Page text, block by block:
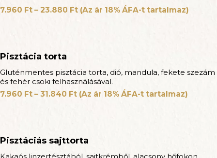
7.960 Ft – 23.880 Ft (Az ár 18% ÁFA-t tartalmaz)
Pisztácia torta
Gluténmentes pisztácia torta, dió, mandula, fekete szezám
és fehér csoki felhasználásával.
7.960 Ft – 31.840 Ft (Az ár 18% ÁFA-t tartalmaz)
Pisztáciás sajttorta